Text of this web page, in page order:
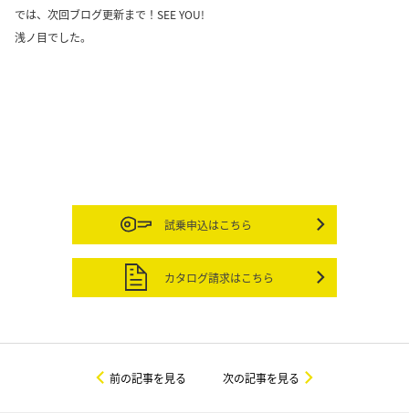
では、次回ブログ更新まで！SEE YOU!
浅ノ目でした。
試乗申込はこちら
カタログ請求はこちら
前の記事を見る 次の記事を見る